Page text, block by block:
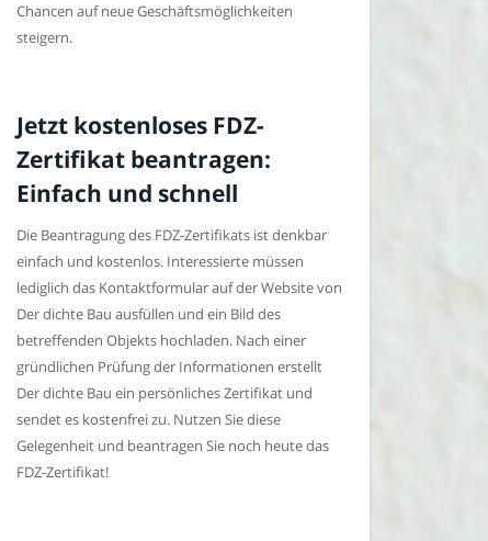
Chancen auf neue Geschäftsmöglichkeiten
steigern.
Jetzt kostenloses FDZ-
Zertifikat beantragen:
Einfach und schnell
Die Beantragung des FDZ-Zertifikats ist denkbar
einfach und kostenlos. Interessierte müssen
lediglich das Kontaktformular auf der Website von
Der dichte Bau ausfüllen und ein Bild des
betreffenden Objekts hochladen. Nach einer
gründlichen Prüfung der Informationen erstellt
Der dichte Bau ein persönliches Zertifikat und
sendet es kostenfrei zu. Nutzen Sie diese
Gelegenheit und beantragen Sie noch heute das
FDZ-Zertifikat!